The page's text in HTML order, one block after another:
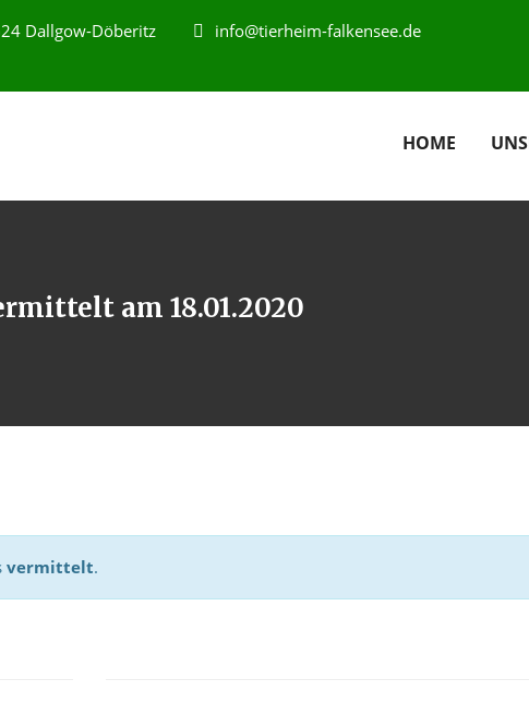
Dallgow-Döberitz info@tierheim-falkensee.de
HOME
am 18.01.2020
vermittelt.